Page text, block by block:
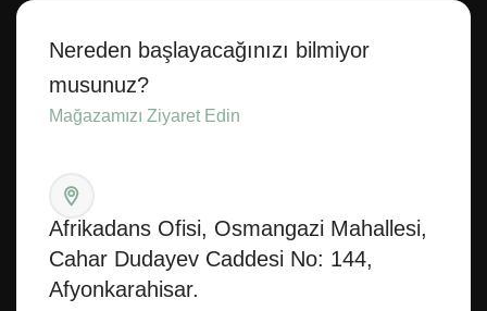
Nereden başlayacağınızı bilmiyor
musunuz?
Mağazamızı Ziyaret Edin
Afrikadans Ofisi, Osmangazi Mahallesi,
Cahar Dudayev Caddesi No: 144,
Afyonkarahisar.